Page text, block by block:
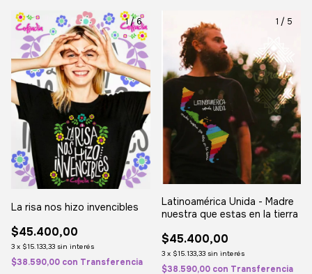
1/6
La risa nos hizo invencibles
$45.400,00
3 x $15.133,33 sin interés
$38.590,00 con Transferencia
1 / 5
Latinoamérica Unida - Madre
nuestra que estas en la tierra
$45.400,00
3 x $15.133,33 sin interés
$38.590,00 con Transferencia